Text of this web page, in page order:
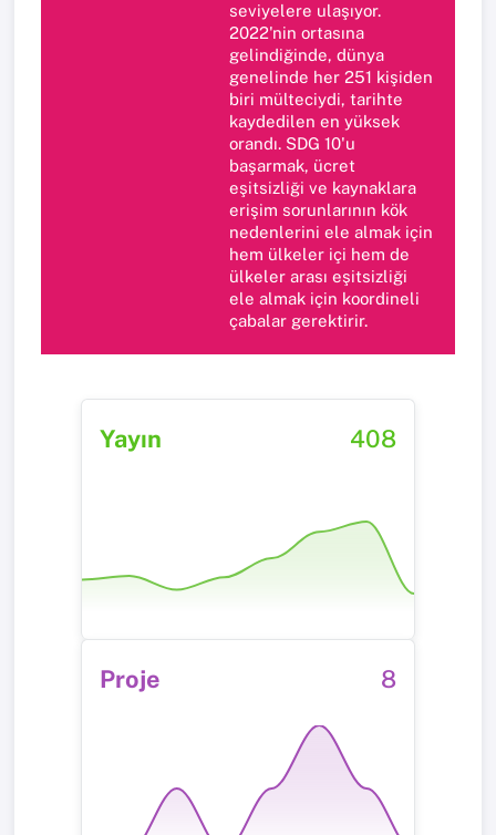
seviyelere ulaşıyor.
2022'nin ortasına
gelindiğinde, dünya
genelinde her 251 kişiden
biri mülteciydi, tarihte
kaydedilen en yüksek
orandı. SDG 10'u
başarmak, ücret
eşitsizliği ve kaynaklara
erişim sorunlarının kök
nedenlerini ele almak için
hem ülkeler içi hem de
ülkeler arası eşitsizliği
ele almak için koordineli
çabalar gerektirir.
Yayın 408
Proje 8